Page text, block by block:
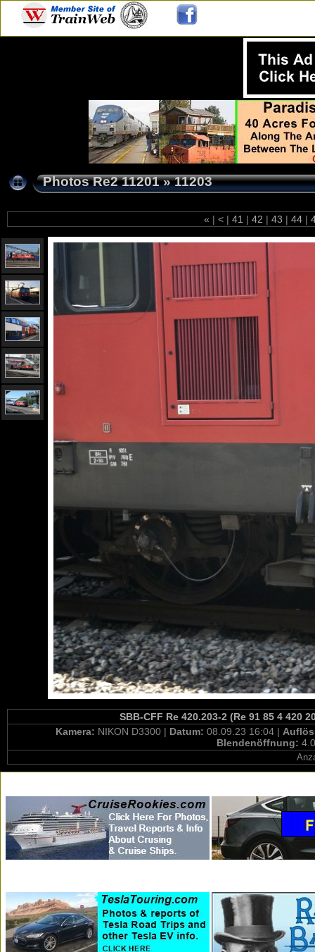
Photos Re2 11201»11203
« | < | 41 | 42 | 43 | 44 |
SBB-CFF Re 420.203-2 (Re 91 85 4 420
Kamera: NIKON D3300 | Datum: 08.09.23 16:04 |
Blendenöffnung: